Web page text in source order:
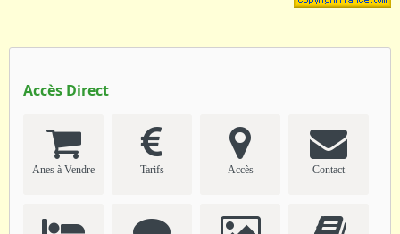
Accès Direct
Anes à Vendre Tarifs Accès Contact